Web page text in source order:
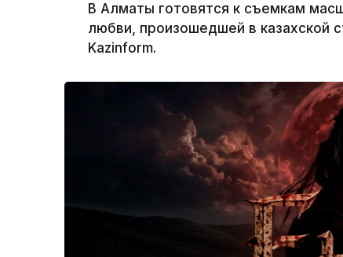
В Алматы готовятся к съемкам
любви, произошедшей в казахской
Kazinform.